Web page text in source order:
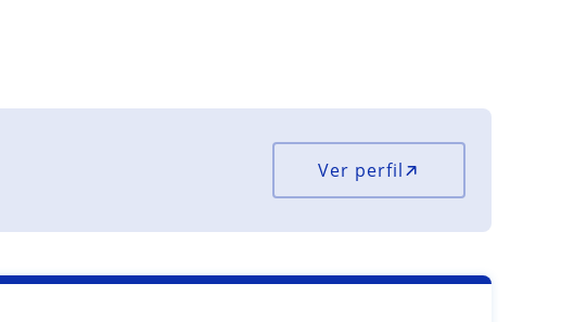
Ver perfil